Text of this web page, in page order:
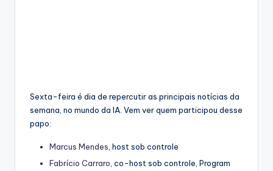
Sexta-feira é dia de repercutir as principais notícias da
semana, no mundo da IA. Vem ver quem participou desse
papo:
Marcus Mendes, host sob controle
Fabrício Carraro, co-host sob controle, Program